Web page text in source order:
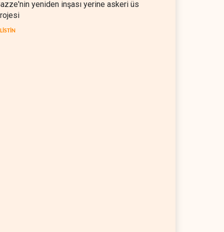
yeniden inşası yerine askeri üs